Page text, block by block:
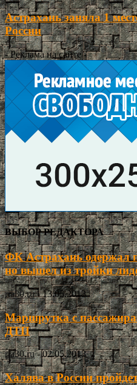
Астрахань заняла 1
России
- Реклама на сайте -
ВЫБОР РЕДАКТОРА
ФК Астрахань одержал
но вышел из тройки
ria30.ru - 13.05.2013
Маршрутка с
ДТП
ria30.ru - 02.05.2013
Халява в России